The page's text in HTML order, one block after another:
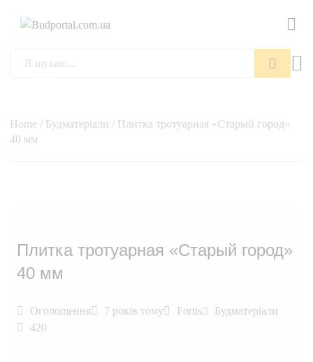
Home / Будматеріали / Плитка тротуарная «Старый город»
40 мм
Плитка тротуарная «Старый город»
40 мм
Оголошення 7 років тому Fortis
Будматеріали
420